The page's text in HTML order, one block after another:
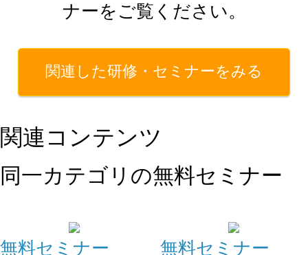
ナーをご覧ください。
関連した研修・セミナーをみる
関連コンテンツ
同一カテゴリの無料セミナー
無料セミナー
無料セミナー